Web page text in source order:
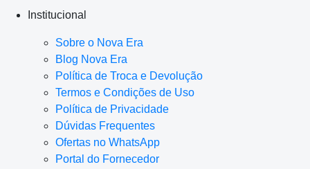
Institucional
Sobre o Nova Era
Blog Nova Era
Política de Troca e Devolução
Termos e Condições de Uso
Política de Privacidade
Dúvidas Frequentes
Ofertas no WhatsApp
Portal do Fornecedor